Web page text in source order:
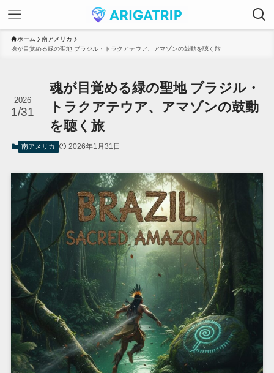
ホーム
南アメリカ
魂が目覚める緑の聖地 ブラジル・トラクアテウア、アマゾンの鼓動を聴く旅
魂が目覚める緑の聖地 ブラジル・
トラクアテウア、アマゾンの鼓動
を聴く旅
2026
1/31
南アメリカ 2026年1月31日